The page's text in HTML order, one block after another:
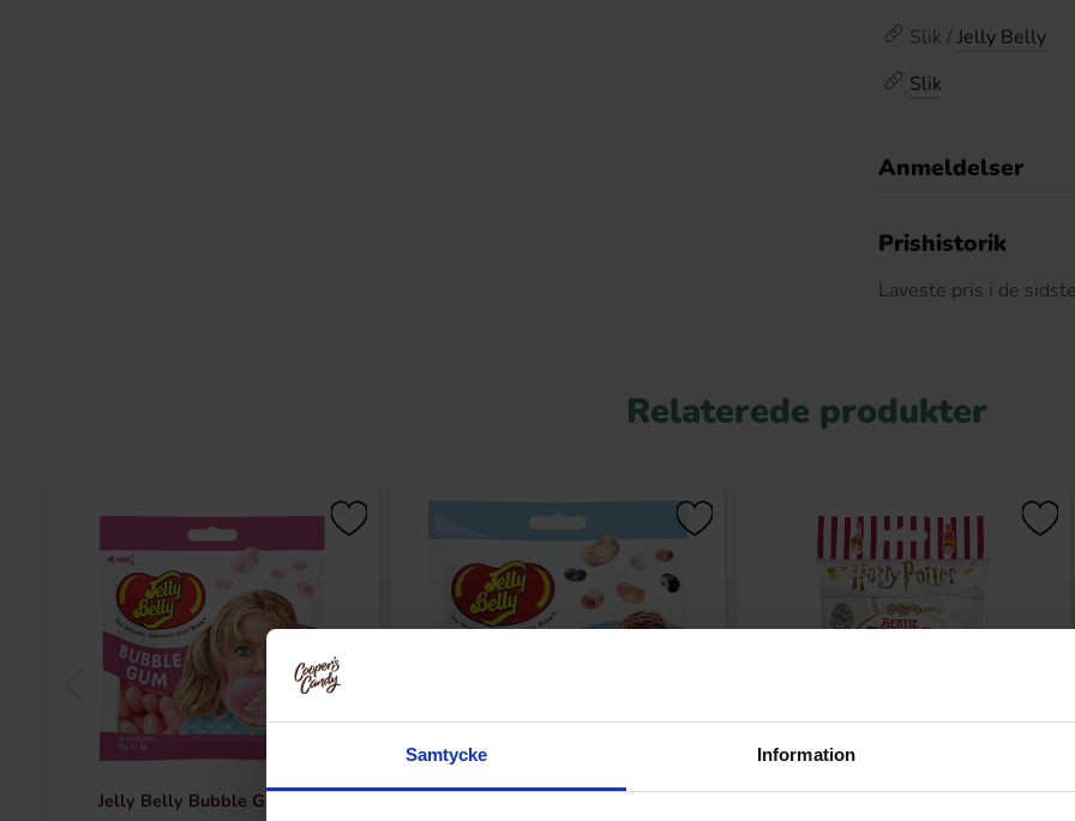
Samtycke Information
Slik / Jelly Belly
Slik
Anmeldelser
Prishistorik
Laveste pris i de
Relaterede produkter
Jelly Belly Bubble Gum 70g